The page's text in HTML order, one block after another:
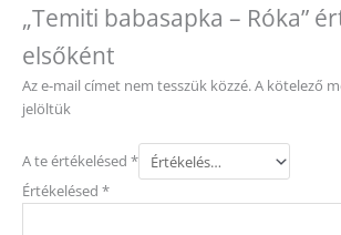
„Temiti babasapka – Róka”
elsőként
Az e-mail címet nem tesszük közzé.A kötelező
jelöltük
A te értékelésed *
Értékelésed *